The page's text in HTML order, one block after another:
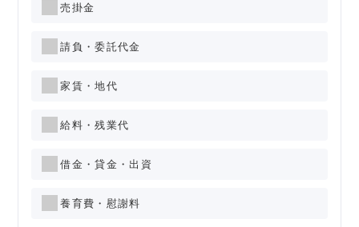
売掛金
請負・委託代金
家賃・地代
給料・残業代
借金・貸金・出資
養育費・慰謝料